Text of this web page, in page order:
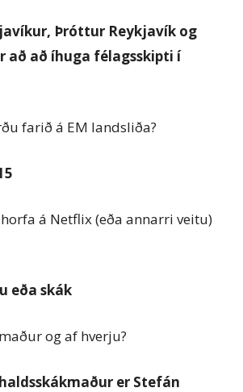
Þróttur Reykjavík og
að að íhuga félagsskipti í
farið á EM landsliða?
á Netflix (eða annarri veitu)
eða skák
og af hverju?
er Stefán